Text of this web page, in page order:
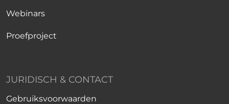
Webinars
Proefproject
JURIDISCH & CONTACT
Gebruiksvoorwaarden